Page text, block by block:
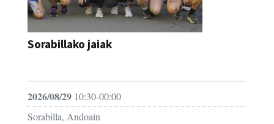
Sorabillako jaiak
2026/08/29 10:30-00:00
Sorabilla, Andoain